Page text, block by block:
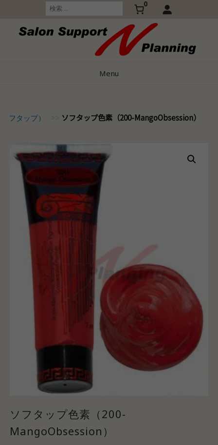
content
検
索:
0
Menu
タップ） ソフタップ色素（200-MangoObsession）
ソフタップ色素（200-
MangoObsession）